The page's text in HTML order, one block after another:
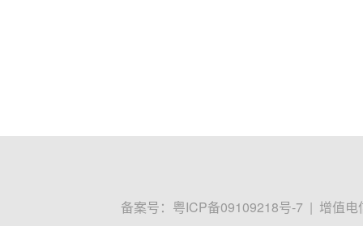
备案号： 粤ICP备09109218号-7 | 增值电